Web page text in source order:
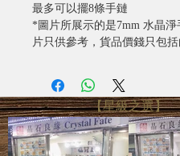
最多可以擺8條手鏈
*圖片所展示的是7mm 水晶淨
片只供參考，貨品價錢只包
【星級之選】